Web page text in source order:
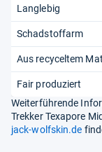
Langlebig
Schadstoffarm
Aus recyceltem
Fair produziert
Weiterführende
Trekker Texapore
jack-wolfskin.de